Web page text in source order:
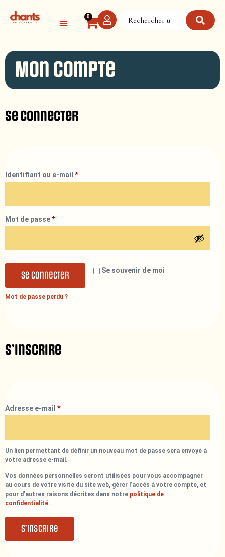
0
Mon compte
Se connecter
Identifiant ou e-mail *
Mot de passe*
Se souvenir de moi
Se connecter
Mot de passe perdu ?
S’inscrire
Adresse e-mail *
Un lien permettant de définir un nouveau mot de passe sera envoyé à
votre adresse e-mail.
Vos données personnelles seront utilisées pour vous accompagner
au cours de votre visite du site web, gérer l’accès à votre compte, et
pour d’autres raisons décrites dans notre politique de
confidentialité.
S’inscrire